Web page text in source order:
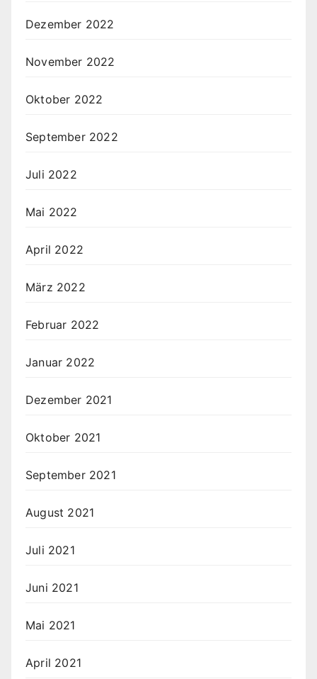
Dezember 2022
November 2022
Oktober 2022
September 2022
Juli 2022
Mai 2022
April 2022
März 2022
Februar 2022
Januar 2022
Dezember 2021
Oktober 2021
September 2021
August 2021
Juli 2021
Juni 2021
Mai 2021
April 2021